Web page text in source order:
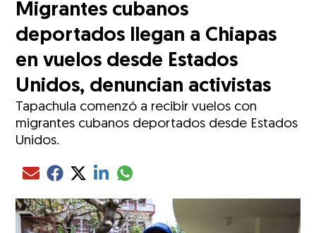
Migrantes cubanos
deportados llegan a Chiapas
en vuelos desde Estados
Unidos, denuncian activistas
Tapachula comenzó a recibir vuelos con
migrantes cubanos deportados desde Estados
Unidos.
Compartir el artículo actual mediante Email
Compartir el artículo actual mediante Facebook
Compartir el artículo actual mediante Twitter
Compartir el artículo actual mediante LinkedIn
Compartir el artículo actual mediante